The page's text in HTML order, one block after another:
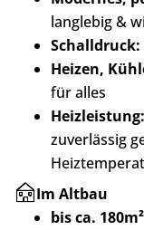
langlebig &
Schalldruck:
Heizen,
für alles
zuverlässig
Im Altbau
bis ca.